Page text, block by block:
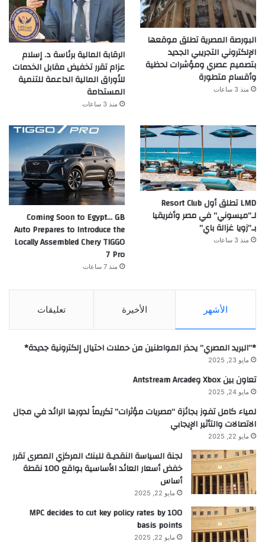
البورصة المصرية تطلق موقعها
الإلكتروني التجريبي الجديد
بتصميم عصري ومؤشرات لحظية
وأقسام متطورة
منذ 3 ساعات
الرقابة المالية برئاسة د. إسلام
عزام تقرر تخفيض مقابل الخدمات
للأوراق المالية الداعمة للتنمية
المستدامة
منذ 3 ساعات
LMD تطلق أول Resort Club
لـ”ميسوني” في مصر وأفريقيا
بـ”زويا غزالة باي”
منذ 3 ساعات
Coming Soon to Egypt… GB
Auto Prepares to Introduce the
Locally Assembled Chery TIGGO
7 Pro
منذ 7 ساعات
الأشهر الأخيرة تعليقات
*”البريد المصري” يحذر المواطنين من حملات احتيال إلكترونية جديدة*
مايو 23, 2025
تعاون بين Xbox وAntstream Arcade
مايو 24, 2025
لمياء كامل تفوز بجائزة “مصريات مؤثرات” تكريماً لدورها الرائد في مجال
الاتصالات والتأثير الإيجابي
مايو 22, 2025
لجنة السياسة النقديـة للبنك المركزي المصرى تقرر
خفض أسعار العائد الأساسية بواقع 100 نقطة
أساس
مايو 22, 2025
MPC decides to cut key policy rates by 100
basis points
مايو 22, 2025